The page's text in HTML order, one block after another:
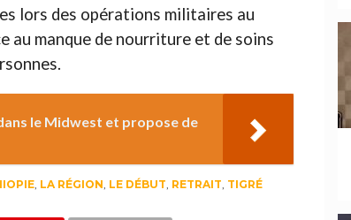
lors des opérations militaires au
au manque de nourriture et de soins
le Midwest et propose de
, LA RÉGION LE DÉBUT RETRAIT TIGRÉ